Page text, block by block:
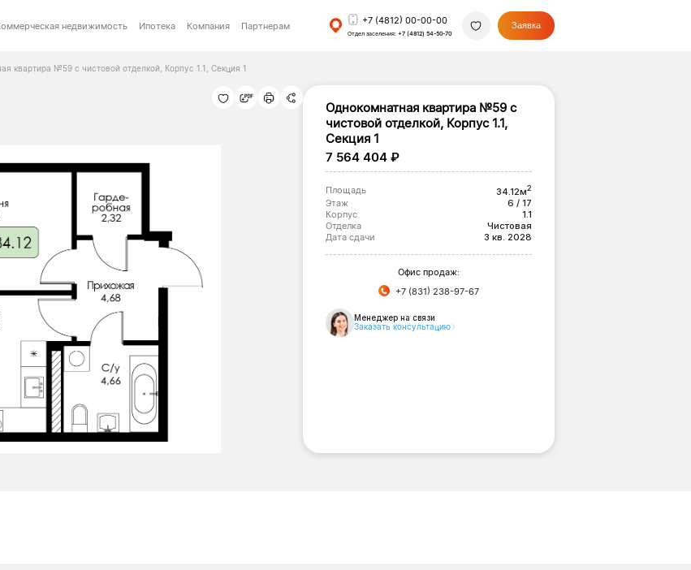
недвижимость Ипотека Компания Партнерам +7 (4812) 00-00-00
Отдел заселения:+7 (4812) 54-50-70
Заявка
квартира №59 с чистовой отделкой, Корпус 1.1, Секция 1
Однокомнатная квартира №59 с
чистовой отделкой, Корпус 1.1,
Секция 1
7 564 404 ₽
Площадь 34.12м2
Этаж
6 / 17
Корпус
1.1
Отделка
Чистовая
Дата сдачи
3 кв. 2028
Офис продаж:
+7 (831) 238-97-67
Менеджер на связи
Заказать консультацию